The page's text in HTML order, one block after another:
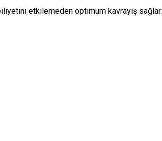
etkilemeden optimum kavrayış sağlar.